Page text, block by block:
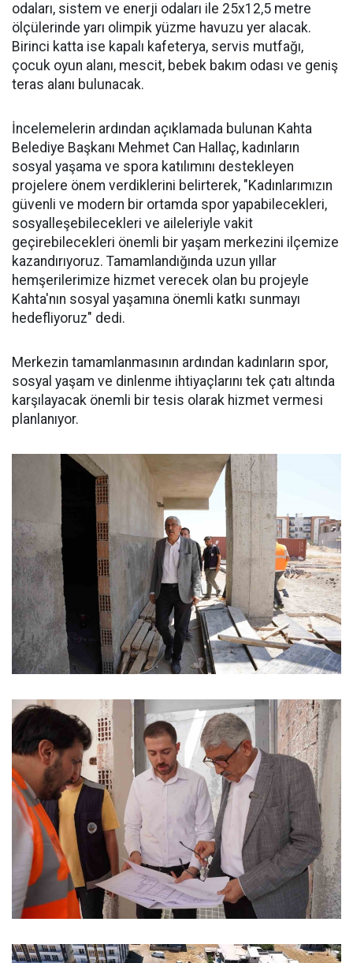
odaları, sistem ve enerji odaları ile 25x12,5 metre
ölçülerinde yarı olimpik yüzme havuzu yer alacak.
Birinci katta ise kapalı kafeterya, servis mutfağı,
çocuk oyun alanı, mescit, bebek bakım odası ve geniş
teras alanı bulunacak.
İncelemelerin ardından açıklamada bulunan Kahta
Belediye Başkanı Mehmet Can Hallaç, kadınların
sosyal yaşama ve spora katılımını destekleyen
projelere önem verdiklerini belirterek, "Kadınlarımızın
güvenli ve modern bir ortamda spor yapabilecekleri,
sosyalleşebilecekleri ve aileleriyle vakit
geçirebilecekleri önemli bir yaşam merkezini ilçemize
kazandırıyoruz. Tamamlandığında uzun yıllar
hemşerilerimize hizmet verecek olan bu projeyle
Kahta'nın sosyal yaşamına önemli katkı sunmayı
hedefliyoruz" dedi.
Merkezin tamamlanmasının ardından kadınların spor,
sosyal yaşam ve dinlenme ihtiyaçlarını tek çatı altında
karşılayacak önemli bir tesis olarak hizmet vermesi
planlanıyor.